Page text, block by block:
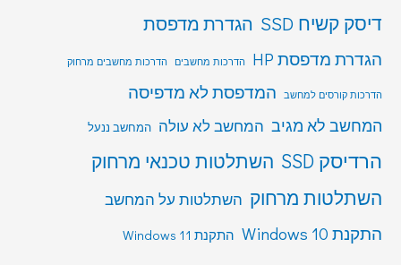
דיסק קשיח SSD
הגדרת מדפסת
הגדרת מדפסת HP הדרכות מחשבים הדרכות מחשבים מרחוק
הדרכות קורסים למחשב המדפסת לא מדפיסה
המחשב לא מגיב המחשב לא עולה המחשב ננעל
הרדיסק SSD
השתלטות טכנאי מרחוק
השתלטות מרחוק השתלטות על המחשב
התקנת Windows 10 התקנת Windows 11